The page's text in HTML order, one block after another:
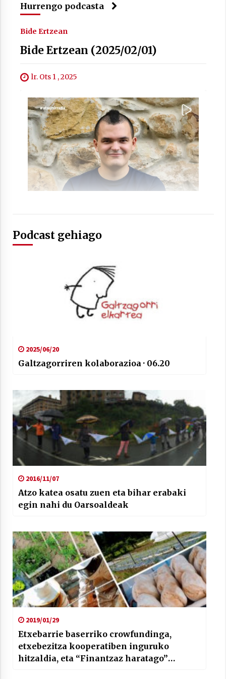
Berria egunkarian elkarrizketa
Arrosaren 20 urteez
Arrosaren 20 urteez
2021/07/03
Zebrabidearen denboraldi amaiera
Arrosaren laburpen bideoa Hamaika
Telebistaren eskutik
2021/06/30
Hurrengo podcasta
Bide Ertzean
Bide Ertzean (2025/02/01)
lr. Ots 1 , 2025
Podcast gehiago
2025/06/20
Galtzagorriren kolaborazioa · 06.20
2016/11/07
Atzo katea osatu zuen eta bihar erabaki
egin nahi du Oarsoaldeak
2019/01/29
Etxebarrie baserriko crowfundinga,
etxebezitza kooperatiben inguruko
hitzaldia, eta “Finantzaz haratago”